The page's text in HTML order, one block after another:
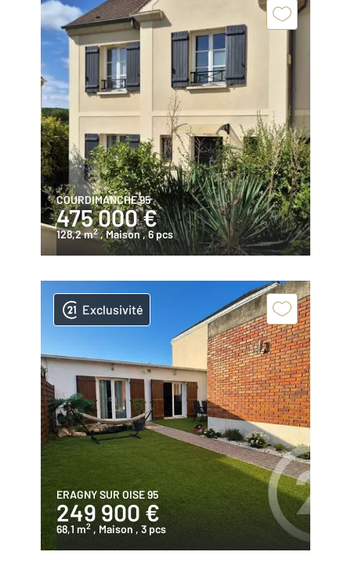
COURDIMANCHE 95
475 000 €
128,2 m2 , Maison, 6 pcs
Exclusivité
ERAGNY SUR OISE 95
249 900 €
68,1 m2 , Maison , 3 pcs